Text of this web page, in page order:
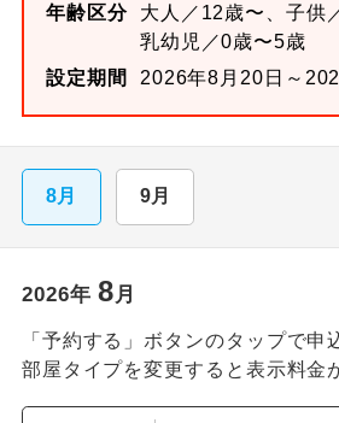
年齢区分
大人／12歳〜、子供
乳幼児／0歳〜5歳
設定期間
2026年8月20日～
8月 9月
2026年 8月
「予約する」ボタンのタップで申
部屋タイプを変更すると表示料金